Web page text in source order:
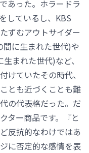
あった。ホラードラ
しているし、KBS
ずむアウトサイダー
に生まれた世代)や
まれた世代)など、
けていたその時代、
とも近づくことも難
の代表格だった。だ
ター商品です。『と
反抗的なわけではあ
に否定的な感情を表